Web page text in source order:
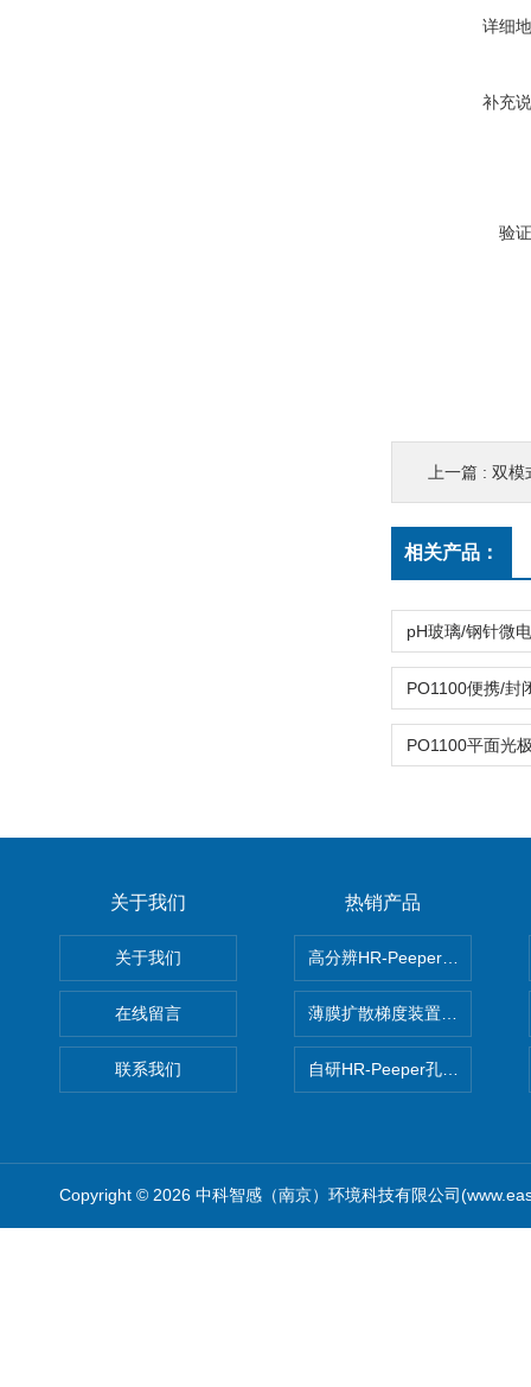
详细
补充
验
上一篇 : 双模
相关产品：
关于我们
关于我们
在线留言
联系我们
热销产品
高分辨HR-Peeper采样器孔隙
薄膜扩散梯度装置 Agl DGT
自研HR-Peeper孔隙水采样器
Copyright © 2026 中科智感（南京）环境科技有限公司